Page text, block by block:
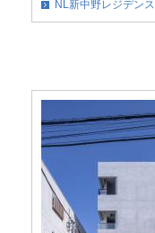
NL新中野レジデンス